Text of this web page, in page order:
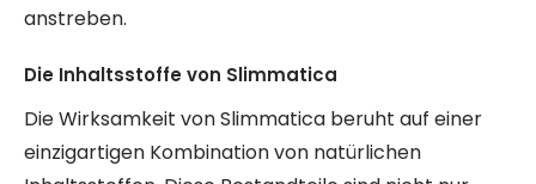
anstreben.
Die Inhaltsstoffe von Slimmatica
Die Wirksamkeit von Slimmatica beruht auf einer
einzigartigen Kombination von natürlichen